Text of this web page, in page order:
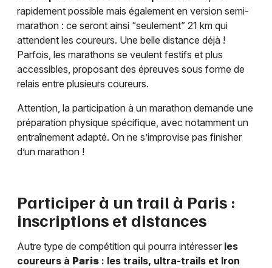
rapidement possible mais également en version semi-
marathon : ce seront ainsi “seulement” 21 km qui
attendent les coureurs. Une belle distance déjà !
Parfois, les marathons se veulent festifs et plus
accessibles, proposant des épreuves sous forme de
relais entre plusieurs coureurs.
Attention, la participation à un marathon demande une
préparation physique spécifique, avec notamment un
entraînement adapté. On ne s’improvise pas finisher
d’un marathon !
Participer à un trail à Paris :
inscriptions et distances
Autre type de compétition qui pourra intéresser les
coureurs à Paris : les trails, ultra-trails et Iron